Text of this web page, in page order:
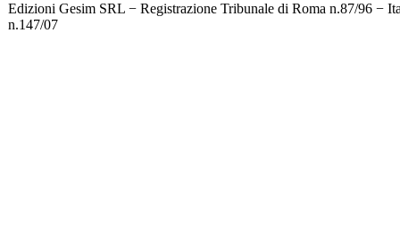
Edizioni Gesim SRL − Registrazione Tribunale di Roma n.87/96 −
n.147/07